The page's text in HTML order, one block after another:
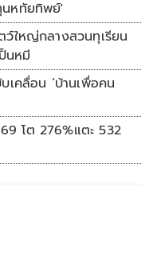
นหทัยทิพย์'
ว์ใหญ่กลางสวนทุเรียน
นหมี
เคลื่อน ‘บ้านเพื่อคน
โต 276%แตะ 532